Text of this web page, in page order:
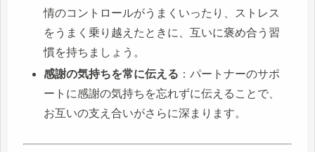
情のコントロールがうまくいったり、ストレス
をうまく乗り越えたときに、互いに褒め合う習
慣を持ちましょう。
感謝の気持ちを常に伝える ：パートナーのサポ
ートに感謝の気持ちを忘れずに伝えることで、
お互いの支え合いがさらに深まります。